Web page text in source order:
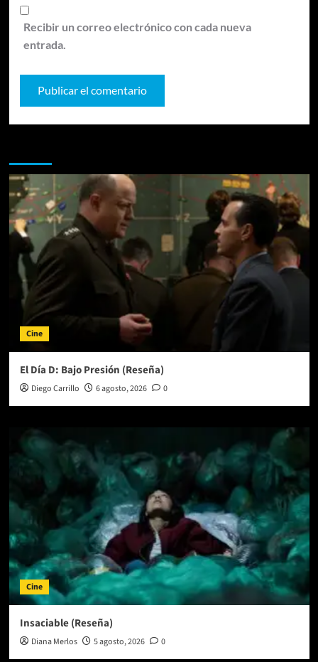
Recibir un correo electrónico con cada nueva
entrada.
Cine
El Día D: Bajo Presión (Reseña)
Diego Carrillo 6 agosto, 2026 0
Cine
Insaciable (Reseña)
Diana Merlos 5 agosto, 2026 0